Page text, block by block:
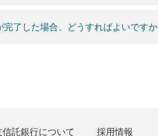
了した場合、どうすればよいですか
託銀行について 採用情報